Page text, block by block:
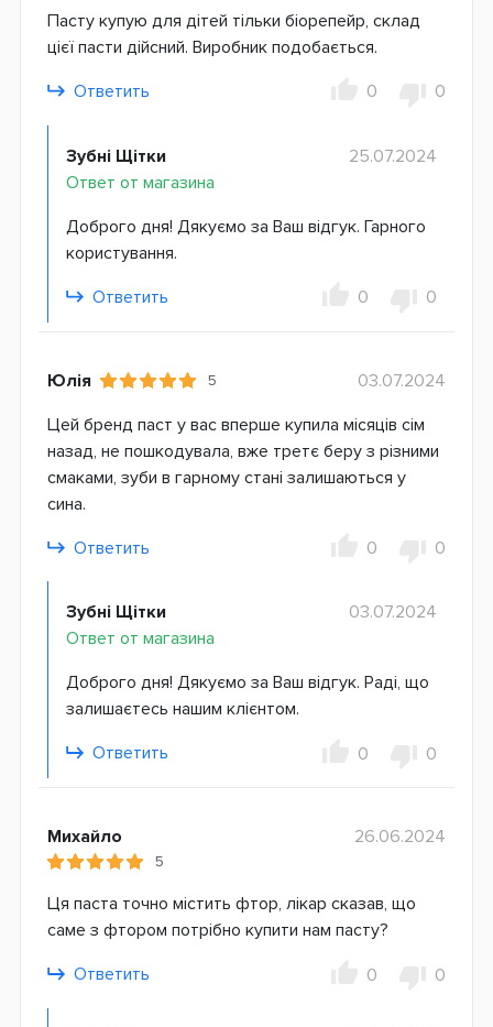
Пасту купую для дітей тільки біорепейр, склад
цієї пасти дійсний. Виробник подобається.
Ответить
0 0
Зубні Щітки
Ответ от магазина
25.07.2024
Доброго дня! Дякуємо за Ваш відгук. Гарного
користування.
Ответить
0 0
Юлія 5
03.07.2024
Цей бренд паст у вас вперше купила місяців сім
назад, не пошкодувала, вже третє беру з різними
смаками, зуби в гарному стані залишаються у
сина.
Ответить
0 0
Зубні Щітки
Ответ от магазина
03.07.2024
Доброго дня! Дякуємо за Ваш відгук. Раді, що
залишаєтесь нашим клієнтом.
Ответить
0 0
Михайло
5
26.06.2024
Ця паста точно містить фтор, лікар сказав, що
саме з фтором потрібно купити нам пасту?
Ответить
0 0